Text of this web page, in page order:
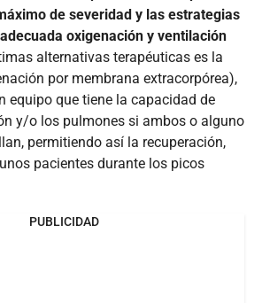
de severidad y las estrategias
oxigenación y ventilación
alternativas terapéuticas es la
por membrana extracorpórea),
equipo que tiene la capacidad de
y/o los pulmones si ambos o alguno
permitiendo así la recuperación,
pacientes durante los picos
PUBLICIDAD